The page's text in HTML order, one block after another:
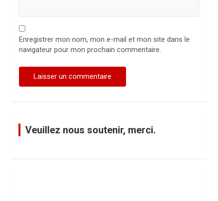
Enregistrer mon nom, mon e-mail et mon site dans le
navigateur pour mon prochain commentaire.
Veuillez nous soutenir, merci.